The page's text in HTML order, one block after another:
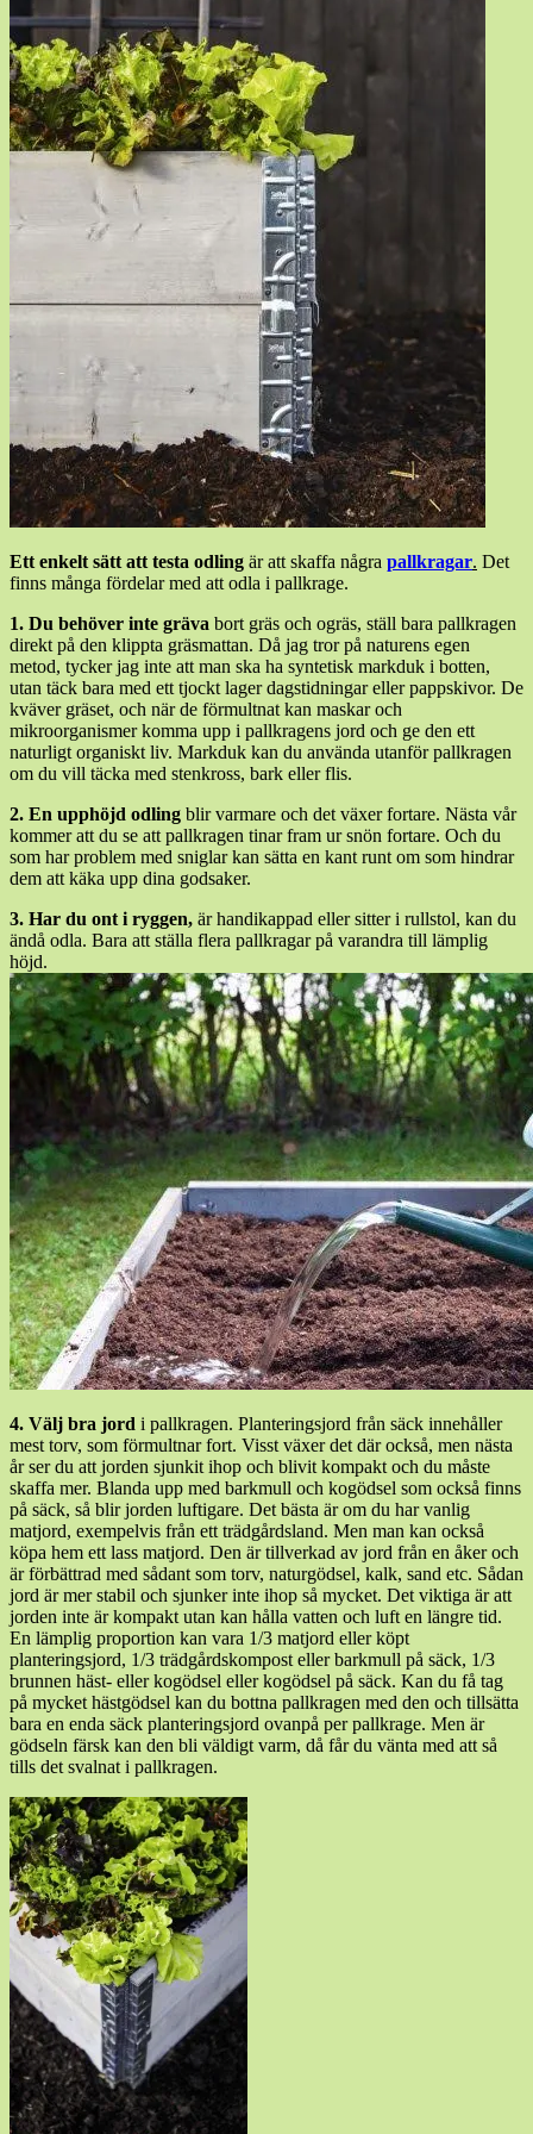
Ett enkelt sätt att testa odling är att skaffa några pallkragar. Det
finns många fördelar med att odla i pallkrage.
1. Du behöver inte gräva bort gräs och ogräs, ställ bara pallkragen
direkt på den klippta gräsmattan. Då jag tror på naturens egen
metod, tycker jag inte att man ska ha syntetisk markduk i botten,
utan täck bara med ett tjockt lager dagstidningar eller pappskivor. De
kväver gräset, och när de förmultnat kan maskar och
mikroorganismer komma upp i pallkragens jord och ge den ett
naturligt organiskt liv. Markduk kan du använda utanför pallkragen
om du vill täcka med stenkross, bark eller flis.
2. En upphöjd odling blir varmare och det växer fortare. Nästa vår
kommer att du se att pallkragen tinar fram ur snön fortare. Och du
som har problem med sniglar kan sätta en kant runt om som hindrar
dem att käka upp dina godsaker.
3. Har du ont i ryggen, är handikappad eller sitter i rullstol, kan du
ändå odla. Bara att ställa flera pallkragar på varandra till lämplig
höjd.
4. Välj bra jord i pallkragen. Planteringsjord från säck innehåller
mest torv, som förmultnar fort. Visst växer det där också, men nästa
år ser du att jorden sjunkit ihop och blivit kompakt och du måste
skaffa mer. Blanda upp med barkmull och kogödsel som också finns
på säck, så blir jorden luftigare. Det bästa är om du har vanlig
matjord, exempelvis från ett trädgårdsland. Men man kan också
köpa hem ett lass matjord. Den är tillverkad av jord från en åker och
är förbättrad med sådant som torv, naturgödsel, kalk, sand etc. Sådan
jord är mer stabil och sjunker inte ihop så mycket. Det viktiga är att
jorden inte är kompakt utan kan hålla vatten och luft en längre tid.
En lämplig proportion kan vara 1/3 matjord eller köpt
planteringsjord, 1/3 trädgårdskompost eller barkmull på säck, 1/3
brunnen häst- eller kogödsel eller kogödsel på säck. Kan du få tag
på mycket hästgödsel kan du bottna pallkragen med den och tillsätta
bara en enda säck planteringsjord ovanpå per pallkrage. Men är
gödseln färsk kan den bli väldigt varm, då får du vänta med att så
tills det svalnat i pallkragen.